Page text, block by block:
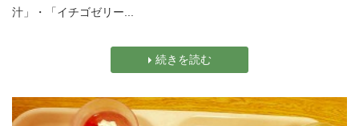
汁」・「イチゴゼリー...
続きを読む